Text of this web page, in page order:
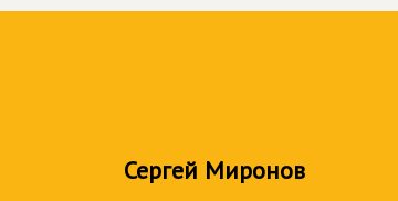
Сергей Миронов